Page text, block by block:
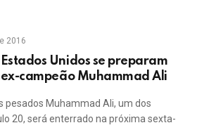
2016
Estados Unidos se preparam
campeão Muhammad Ali
pesados Muhammad Ali, um dos
20, será enterrado na próxima sexta-